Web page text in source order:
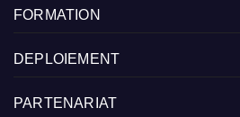
FORMATION
DEPLOIEMENT
PARTENARIAT